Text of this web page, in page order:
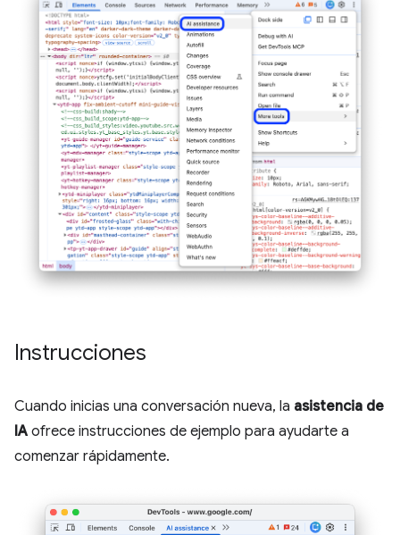
Instrucciones
Cuando inicias una conversación nueva, la asistencia de
IA ofrece instrucciones de ejemplo para ayudarte a
comenzar rápidamente.